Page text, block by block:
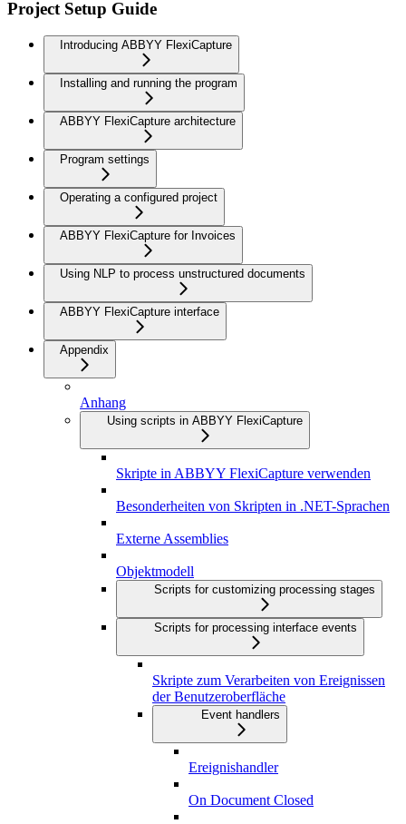
Project Setup Guide
Introducing ABBYY FlexiCapture
Installing and running the program
ABBYY FlexiCapture architecture
Program settings
Operating a configured project
ABBYY FlexiCapture for Invoices
Using NLP to process unstructured documents
ABBYY FlexiCapture interface
Appendix
Anhang
Using scripts in ABBYY FlexiCapture
Skripte in ABBYY FlexiCapture verwenden
Besonderheiten von Skripten in .NET-Sprachen
Externe Assemblies
Objektmodell
Scripts for customizing processing stages
Scripts for processing interface events
Skripte zum Verarbeiten von Ereignissen
der Benutzeroberfläche
Event handlers
Ereignishandler
On Document Closed